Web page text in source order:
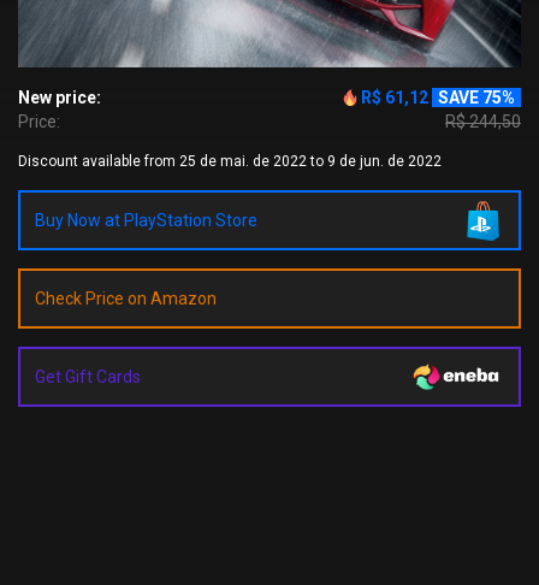
New price: R$ 61,12 SAVE 75%
Price:
R$ 244,50
Discount available from 25 de mai. de 2022 to 9 de jun. de 2022
Buy Now at PlayStation Store
Check Price on Amazon
Get Gift Cards